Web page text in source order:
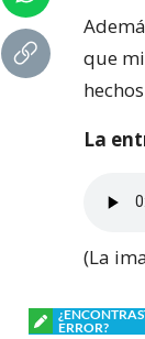
que
La
(La
ERROR?